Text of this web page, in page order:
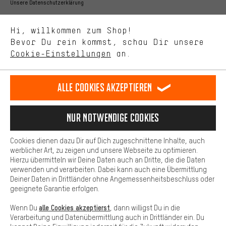
Unsere Datenschutzerklärung
Sprache"
Deutsch
DE english
EN español
ES français
FR
VERTRAG WIDERRUFEN Aachener Community Affiliateprogramm
Datenschutz Allgemeine Geschäftsbedingungen
Hinweisgebersystem Hinweise zur Batterieentsorgung
Cookie-Einstellungen Kontrast ändern
Alle Preise verstehen sich in Euro und exkl. MwSt zuzüglich
Versandkostenfür Lieferung nachUSA.
Hi, willkommen zum Shop!
Bevor Du rein kommst, schau Dir unsere
Cookie-Einstellungen an.
Uns interessiert, was Du in unserem Shop suchst und brauchst.
selbst Einfluss auf die Verbesserung unserer Webseite und
unseres Shop-Angebots.
Dein Shopping-Erlebnis wird komfortabler. Mit Komfort-Cookies
stellen wir Verknüpfungen zu Social Media Plattformen her. So
können wir dir weitere nützliche Inhalte und Informationen zur
Verfügung stellen. Zudem hast du die Möglichkeit zusätzliche
Services zu nutzen, die es dir erleichtern die richtigen Produkte zu
finden. Beispielsweise bieten wir eine Chat-Funktion an, damit
Fragen schnell und unkompliziert beantwortet werden können.
Basis
Basis-Cookies gewährleisten, dass Du unsere Webseite
grundsätzlich nutzen kannst.
Alle Cookies akzeptieren
Nur Notwendige Cookies
Cookies dienen dazu Dir auf Dich zugeschnittene Inhalte, auch
werblicher Art, zu zeigen und unsere Webseite zu optimieren.
Hierzu übermitteln wir Deine Daten auch an Dritte, die die Daten
verwenden und verarbeiten. Dabei kann auch eine Übermittlung
Deiner Daten in Drittländer ohne Angemessenheitsbeschluss oder
geeignete Garantie erfolgen.
Wenn Du alle Cookies akzeptierst , dann willigst Du in die
Verarbeitung und Datenübermittlung auch in Drittländer ein. Du